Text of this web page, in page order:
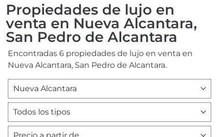
Propiedades de lujo en
venta en Nueva Alcantara,
San Pedro de Alcantara
Encontradas 6 propiedades de lujo en venta en
Nueva Alcantara, San Pedro de Alcantara.
Nueva Alcantara
Todos los tipos
Precio a partir de